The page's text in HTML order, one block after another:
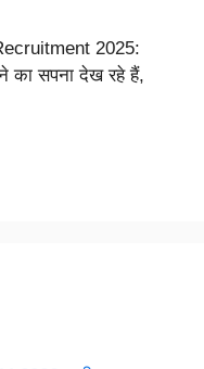
2025:
का सपना देख रहे हैं,